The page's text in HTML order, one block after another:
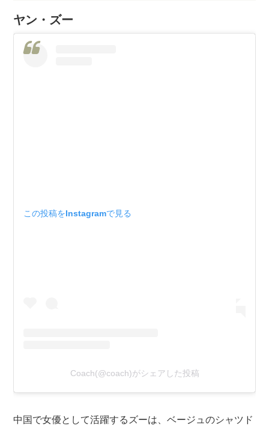
ヤン・ズー
この投稿をInstagramで見る
Coach(@coach)がシェアした投稿
中国で女優として活躍するズーは、ベージュのシャツド